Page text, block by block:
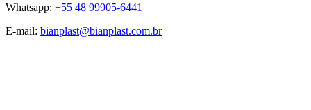
Whatsapp: +55 48 99905-6441
E-mail: bianplast@bianplast.com.br